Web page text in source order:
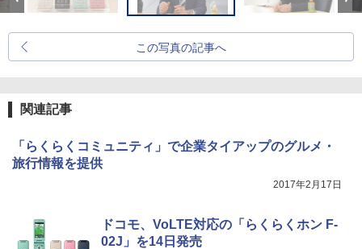
この写真の記事へ
関連記事
「らくらくコミュニティ」で企業タイアップのグルメ・
旅行情報を提供
2017年2月17日
ドコモ、VoLTE対応の「らくらくホン F-
02J」を14日発売